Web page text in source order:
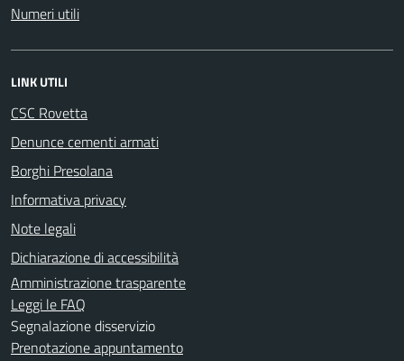
Numeri utili
LINK UTILI
CSC Rovetta
Denunce cementi armati
Borghi Presolana
Informativa privacy
Note legali
Dichiarazione di accessibilità
Amministrazione trasparente
Leggi le FAQ
Segnalazione disservizio
Prenotazione appuntamento